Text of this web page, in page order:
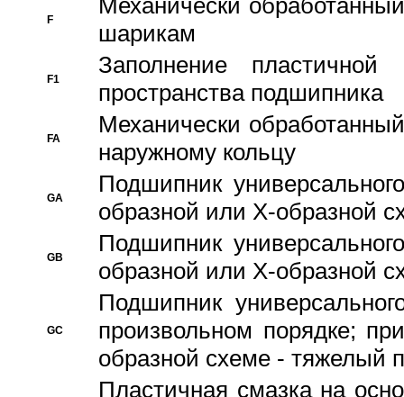
F
Механически
шарикам
F1
Заполнение
пространства подшипника
FA
Механически
наружному кольцу
GA
Подшипник
образной или Х-образной
GB
Подшипник
образной или Х-образной
GC
Подшипник
произвольном порядке;
образной схеме - тяжелый
Пластичная смазка на